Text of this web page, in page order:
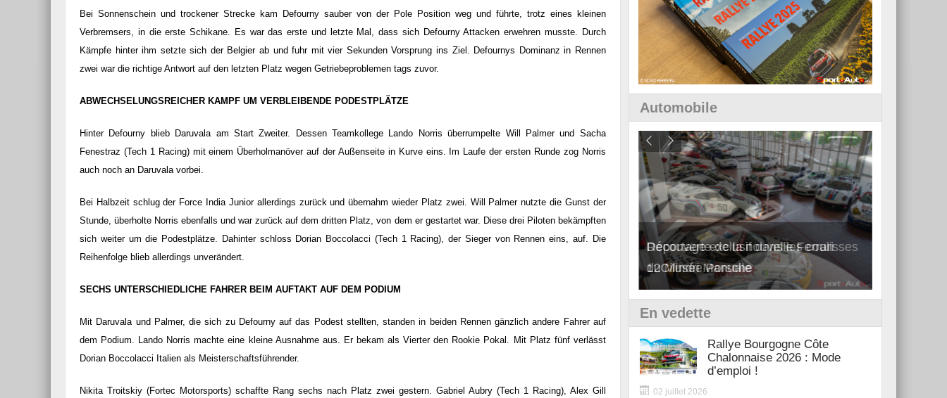
Bei Sonnenschein und trockener Strecke kam Defourny sauber von der Pole Position weg und führte, trotz eines kleinen
Verbremsers, in die erste Schikane. Es war das erste und letzte Mal, dass sich Defourny Attacken erwehren musste. Durch
Kämpfe hinter ihm setzte sich der Belgier ab und fuhr mit vier Sekunden Vorsprung ins Ziel. Defournys Dominanz in Rennen
zwei war die richtige Antwort auf den letzten Platz wegen Getriebeproblemen tags zuvor.
ABWECHSELUNGSREICHER KAMPF UM VERBLEIBENDE PODESTPLÄTZE
Hinter Defourny blieb Daruvala am Start Zweiter. Dessen Teamkollege Lando Norris überrumpelte Will Palmer und Sacha
Fenestraz (Tech 1 Racing) mit einem Überholmanöver auf der Außenseite in Kurve eins. Im Laufe der ersten Runde zog Norris
auch noch an Daruvala vorbei.
Bei Halbzeit schlug der Force India Junior allerdings zurück und übernahm wieder Platz zwei. Will Palmer nutzte die Gunst der
Stunde, überholte Norris ebenfalls und war zurück auf dem dritten Platz, von dem er gestartet war. Diese drei Piloten bekämpften
sich weiter um die Podestplätze. Dahinter schloss Dorian Boccolacci (Tech 1 Racing), der Sieger von Rennen eins, auf. Die
Reihenfolge blieb allerdings unverändert.
SECHS UNTERSCHIEDLICHE FAHRER BEIM AUFTAKT AUF DEM PODIUM
Mit Daruvala und Palmer, die sich zu Defourny auf das Podest stellten, standen in beiden Rennen gänzlich andere Fahrer auf
dem Podium. Lando Norris machte eine kleine Ausnahme aus. Er bekam als Vierter den Rookie Pokal. Mit Platz fünf verlässt
Dorian Boccolacci Italien als Meisterschaftsführender.
Nikita Troitskiy (Fortec Motorsports) schaffte Rang sechs nach Platz zwei gestern. Gabriel Aubry (Tech 1 Racing), Alex Gill
Automobile
Reportage exclusif dans les coulisses
Découverte de la nouvelle Ferrari
12Cilindri Manuale
En vedette
Rallye Bourgogne Côte
Chalonnaise 2026 : Mode
d’emploi !
02 juillet 2026